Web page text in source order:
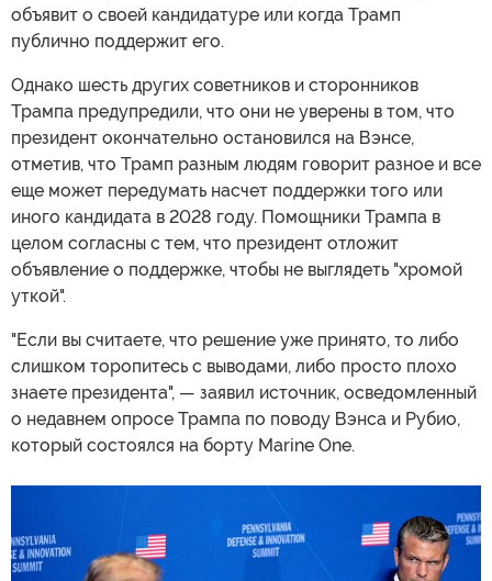
объявит о своей кандидатуре или когда Трамп
публично поддержит его.
Однако шесть других советников и сторонников
Трампа предупредили, что они не уверены в том, что
президент окончательно остановился на Вэнсе,
отметив, что Трамп разным людям говорит разное и все
еще может передумать насчет поддержки того или
иного кандидата в 2028 году. Помощники Трампа в
целом согласны с тем, что президент отложит
объявление о поддержке, чтобы не выглядеть "хромой
уткой".
"Если вы считаете, что решение уже принято, то либо
слишком торопитесь с выводами, либо просто плохо
знаете президента", — заявил источник, осведомленный
о недавнем опросе Трампа по поводу Вэнса и Рубио,
который состоялся на борту Marine One.